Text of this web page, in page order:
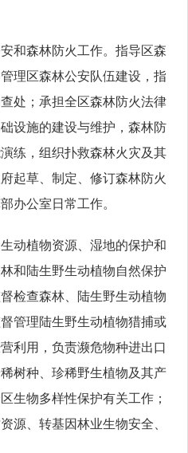
和森林防火工作。指导区森
理区森林公安队伍建设，指
处；承担全区森林防火法律
设施的建设与维护，森林防
练，组织扑救森林火灾及其
起草、制定、修订森林防火
办公室日常工作。
动植物资源、湿地的保护和
和陆生野生动植物自然保护
检查森林、陆生野生动植物
管理陆生野生动植物猎捕或
利用，负责濒危物种进出口
树种、珍稀野生植物及其产
生物多样性保护有关工作；
源、转基因林业生物安全、